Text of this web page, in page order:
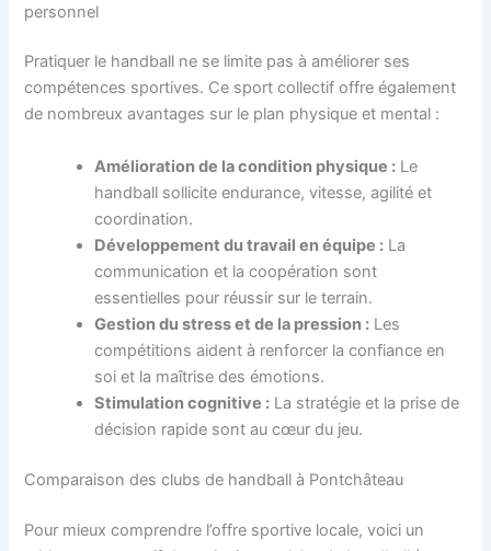
personnel
Pratiquer le handball ne se limite pas à améliorer ses
compétences sportives. Ce sport collectif offre également
de nombreux avantages sur le plan physique et mental :
Amélioration de la condition physique : Le
handball sollicite endurance, vitesse, agilité et
coordination.
Développement du travail en équipe : La
communication et la coopération sont
essentielles pour réussir sur le terrain.
Gestion du stress et de la pression : Les
compétitions aident à renforcer la confiance en
soi et la maîtrise des émotions.
Stimulation cognitive : La stratégie et la prise de
décision rapide sont au cœur du jeu.
Comparaison des clubs de handball à Pontchâteau
Pour mieux comprendre l’offre sportive locale, voici un